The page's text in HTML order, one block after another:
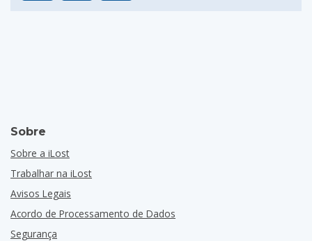
Sobre
Sobre a iLost
Trabalhar na iLost
Avisos Legais
Acordo de Processamento de Dados
Segurança